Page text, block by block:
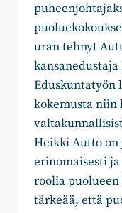
uran tehnyt
Eduskuntatyön
kokemusta
Heikki Autto
erinomaisesti
roolia puolueen
tärkeää, että